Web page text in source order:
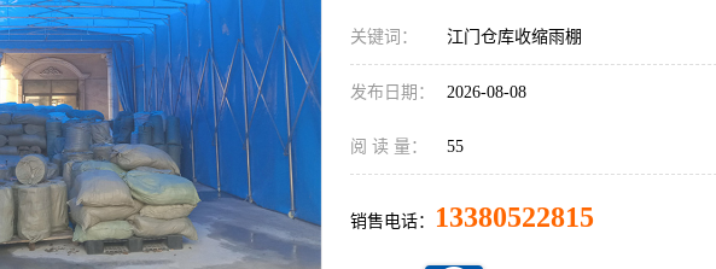
关键词： 江门仓库收缩雨棚
发布日期： 2026-08-08
阅 读 量： 55
销售电话： 13380522815